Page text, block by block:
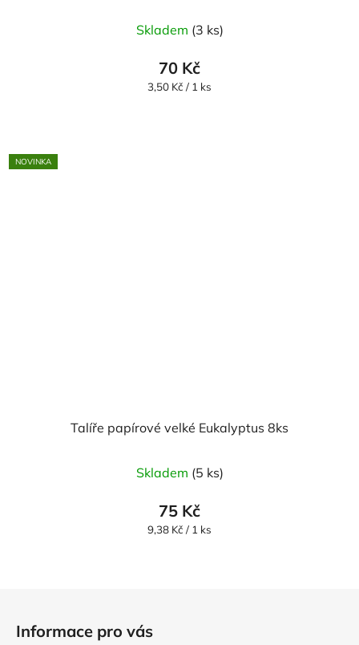
hodnocení
produktu
je
Skladem (3 ks)
70 Kč
Měrná
3,50 Kč / 1 ks
NOVINKA
Talíře papírové velké Eukalyptus 8ks
Skladem (5 ks)
75 Kč
Měrná
9,38 Kč / 1 ks
Informace pro vás